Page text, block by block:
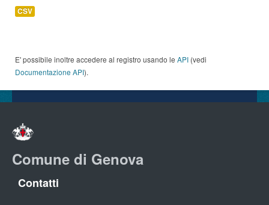
CSV
E' possibile inoltre accedere al registro usando le API (vedi
Documentazione API).
Comune di Genova
Contatti